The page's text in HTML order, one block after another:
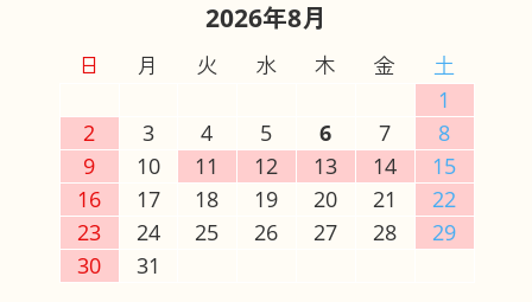
2026年8月
日 月 火 水 木 金
土
1
2
3 4 5 6 7
8
9
10 11 12 13 14
15
16
17 18 19 20 21
22
23
24 25 26 27 28
29
30
31